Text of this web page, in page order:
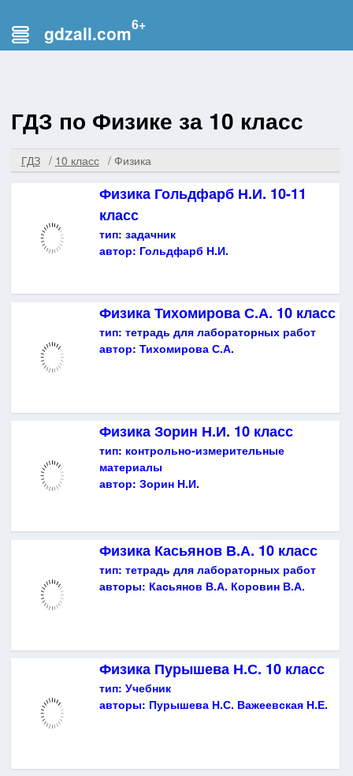
gdzall.com
ГДЗ по Физике за 10 класс
ГДЗ 10 класс Физика
Физика Гольдфарб Н.И. 10-11
класс
тип: задачник
автор: Гольдфарб Н.И.
Физика Тихомирова С.А. 10 класс
тип: тетрадь для лабораторных работ
автор: Тихомирова С.А.
Физика Зорин Н.И. 10 класс
тип: контрольно-измерительные
материалы
автор: Зорин Н.И.
Физика Касьянов В.А. 10 класс
тип: тетрадь для лабораторных работ
авторы: Касьянов В.А. Коровин В.А.
Физика Пурышева Н.С. 10 класс
тип: Учебник
авторы: Пурышева Н.С. Важеевская Н.Е.